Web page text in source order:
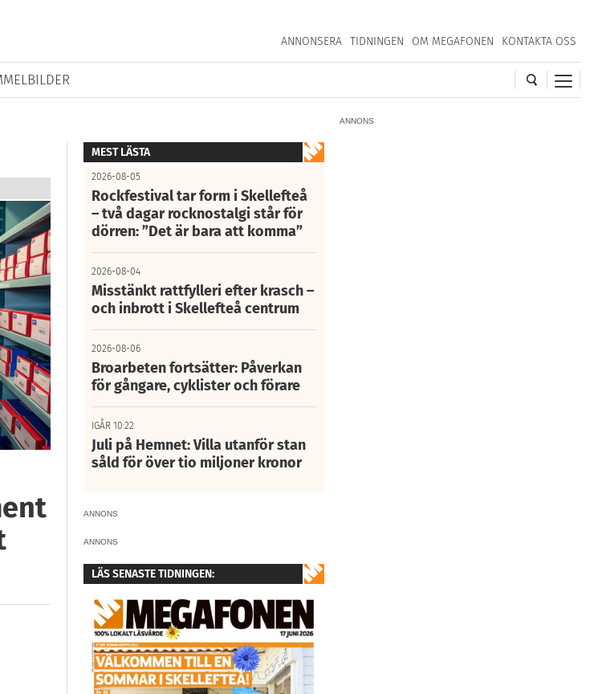
ANNONSERA TIDNINGEN OM MEGAFONEN KONTAKTA OSS
ANNONS
MEST LÄSTA
2026-08-05
Rockfestival tar form i Skellefteå
– två dagar rocknostalgi står för
dörren: ”Det är bara att komma”
2026-08-04
Misstänkt rattfylleri efter krasch –
och inbrott i Skellefteå centrum
2026-08-06
Broarbeten fortsätter: Påverkan
för gångare, cyklister och förare
IGÅR 10:22
Juli på Hemnet: Villa utanför stan
såld för över tio miljoner kronor
ANNONS
ANNONS
LÄS SENASTE TIDNINGEN: